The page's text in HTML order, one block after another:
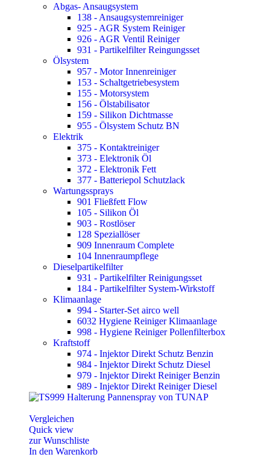
Abgas- Ansaugsystem
138 - Ansaugsystemreiniger
925 - AGR System Reiniger
926 - AGR Ventil Reiniger
931 - Partikelfilter Reingungsset
Ölsystem
957 - Motor Innenreiniger
153 - Schaltgetriebesystem
155 - Motorsystem
156 - Ölstabilisator
159 - Silikon Dichtmasse
955 - Ölsystem Schutz BN
Elektrik
375 - Kontaktreiniger
373 - Elektronik Öl
372 - Elektronik Fett
377 - Batteriepol Schutzlack
Wartungssprays
901 Fließfett Flow
105 - Silikon Öl
903 - Rostlöser
128 Speziallöser
909 Innenraum Complete
104 Innenraumpflege
Dieselpartikelfilter
931 - Partikelfilter Reinigungsset
184 - Partikelfilter System-Wirkstoff
Klimaanlage
994 - Starter-Set airco well
6032 Hygiene Reiniger Klimaanlage
998 - Hygiene Reiniger Pollenfilterbox
Kraftstoff
974 - Injektor Direkt Schutz Benzin
984 - Injektor Direkt Schutz Diesel
979 - Injektor Direkt Reiniger Benzin
989 - Injektor Direkt Reiniger Diesel
Vergleichen
Quick view
zur Wunschliste
In den Warenkorb